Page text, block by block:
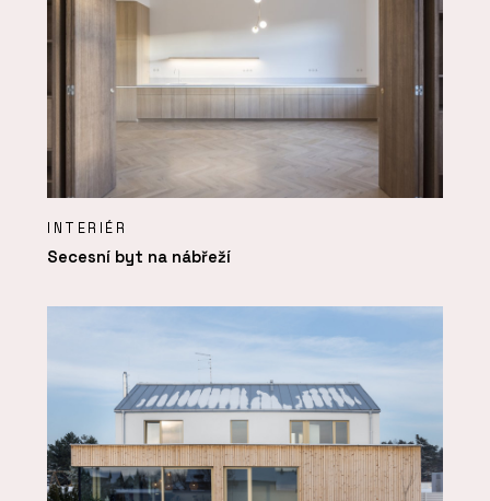
INTERIÉR
Secesní byt na nábřeží